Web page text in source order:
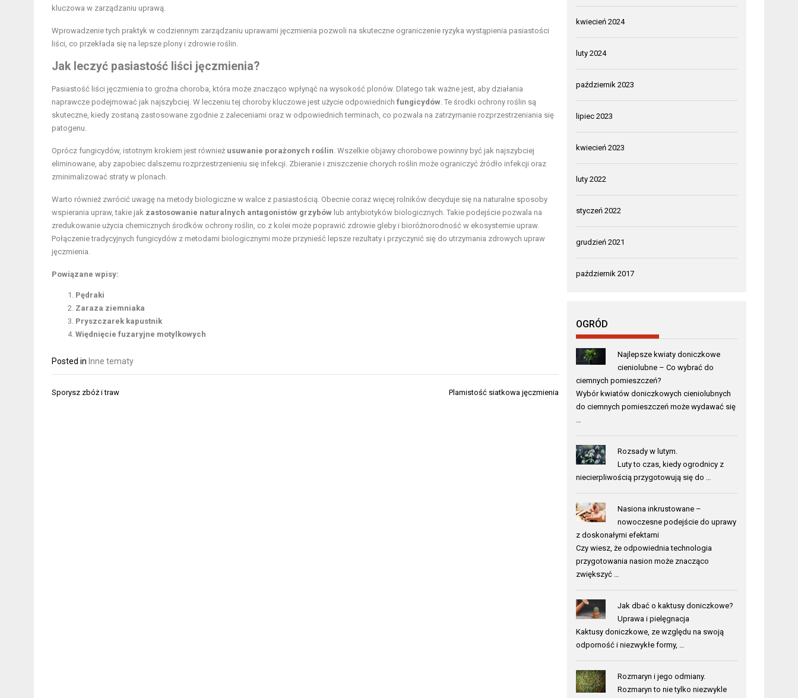
kluczowa w zarządzaniu uprawą.
Wprowadzenie tych praktyk w codziennym zarządzaniu uprawami jęczmienia pozwoli na skuteczne ograniczenie ryzyka wystąpienia pasiastości
liści, co przekłada się na lepsze plony i zdrowie roślin.
Jak leczyć pasiastość liści jęczmienia?
Pasiastość liści jęczmienia to groźna choroba, która może znacząco wpłynąć na wysokość plonów. Dlatego tak ważne jest, aby działania
naprawcze podejmować jak najszybciej. W leczeniu tej choroby kluczowe jest użycie odpowiednich fungicydów . Te środki ochrony roślin są
skuteczne, kiedy zostaną zastosowane zgodnie z zaleceniami oraz w odpowiednich terminach, co pozwala na zatrzymanie rozprzestrzeniania się
patogenu.
Oprócz fungicydów, istotnym krokiem jest również usuwanie porażonych roślin . Wszelkie objawy chorobowe powinny być jak najszybciej
eliminowane, aby zapobiec dalszemu rozprzestrzenieniu się infekcji. Zbieranie i zniszczenie chorych roślin może ograniczyć źródło infekcji oraz
zminimalizować straty w plonach.
Warto również zwrócić uwagę na metody biologiczne w walce z pasiastością. Obecnie coraz więcej rolników decyduje się na naturalne sposoby
wspierania upraw, takie jak zastosowanie naturalnych antagonistów grzybów lub antybiotyków biologicznych. Takie podejście pozwala na
zredukowanie użycia chemicznych środków ochrony roślin, co z kolei może poprawić zdrowie gleby i bioróżnorodność w ekosystemie upraw.
Połączenie tradycyjnych fungicydów z metodami biologicznymi może przynieść lepsze rezultaty i przyczynić się do utrzymania zdrowych upraw
jęczmienia.
Powiązane wpisy:
Pędraki
Zaraza ziemniaka
Pryszczarek kapustnik
Więdnięcie fuzaryjne motylkowych
Posted in Inne tematy
Nawigacja
Sporysz zbóż i traw Plamistość siatkowa jęczmienia
kwiecień 2024
luty 2024
październik 2023
lipiec 2023
kwiecień 2023
luty 2022
styczeń 2022
grudzień 2021
październik 2017
OGRÓD
Najlepsze kwiaty doniczkowe
cieniolubne – Co wybrać do
ciemnych pomieszczeń?
Wybór kwiatów doniczkowych cieniolubnych
do ciemnych pomieszczeń może wydawać się
Rozsady w lutym.
Luty to czas, kiedy ogrodnicy z
niecierpliwością przygotowują się do …
Nasiona inkrustowane –
nowoczesne podejście do uprawy
z doskonałymi efektami
Czy wiesz, że odpowiednia technologia
przygotowania nasion może znacząco
zwiększyć …
Jak dbać o kaktusy doniczkowe?
Uprawa i pielęgnacja
Kaktusy doniczkowe, ze względu na swoją
odporność i niezwykłe formy, …
Rozmaryn i jego odmiany.
Rozmaryn to nie tylko niezwykle